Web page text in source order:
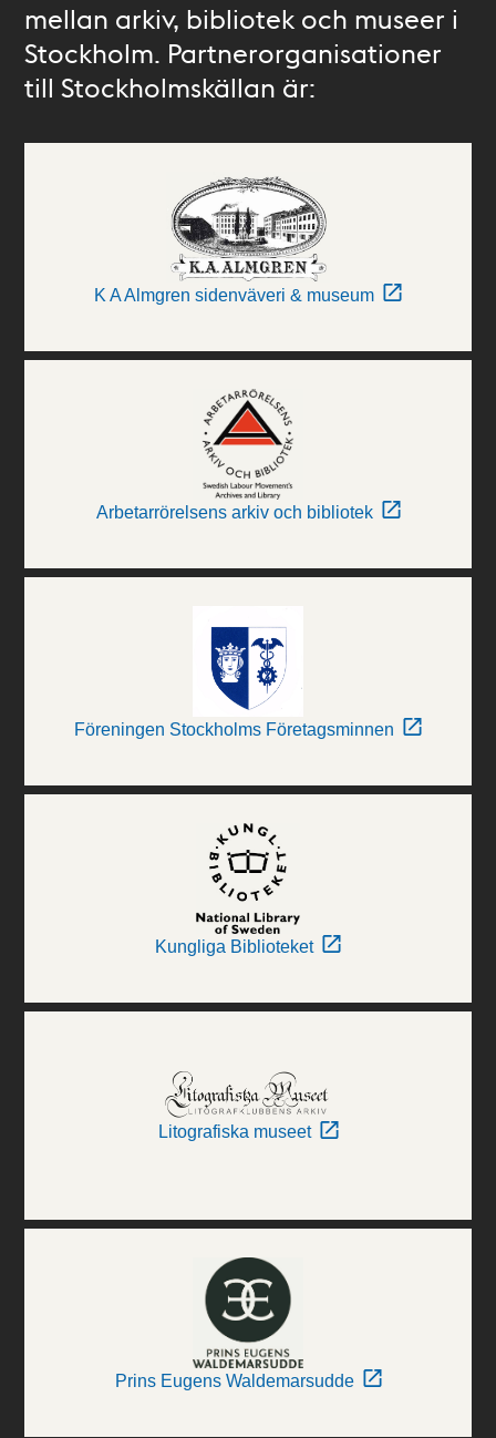
mellan arkiv, bibliotek och museer i
Stockholm. Partnerorganisationer
till Stockholmskällan är:
K A Almgren sidenväveri & museum
Arbetarrörelsens arkiv och bibliotek
Föreningen Stockholms Företagsminnen
Kungliga Biblioteket
Litografiska museet
Prins Eugens Waldemarsudde